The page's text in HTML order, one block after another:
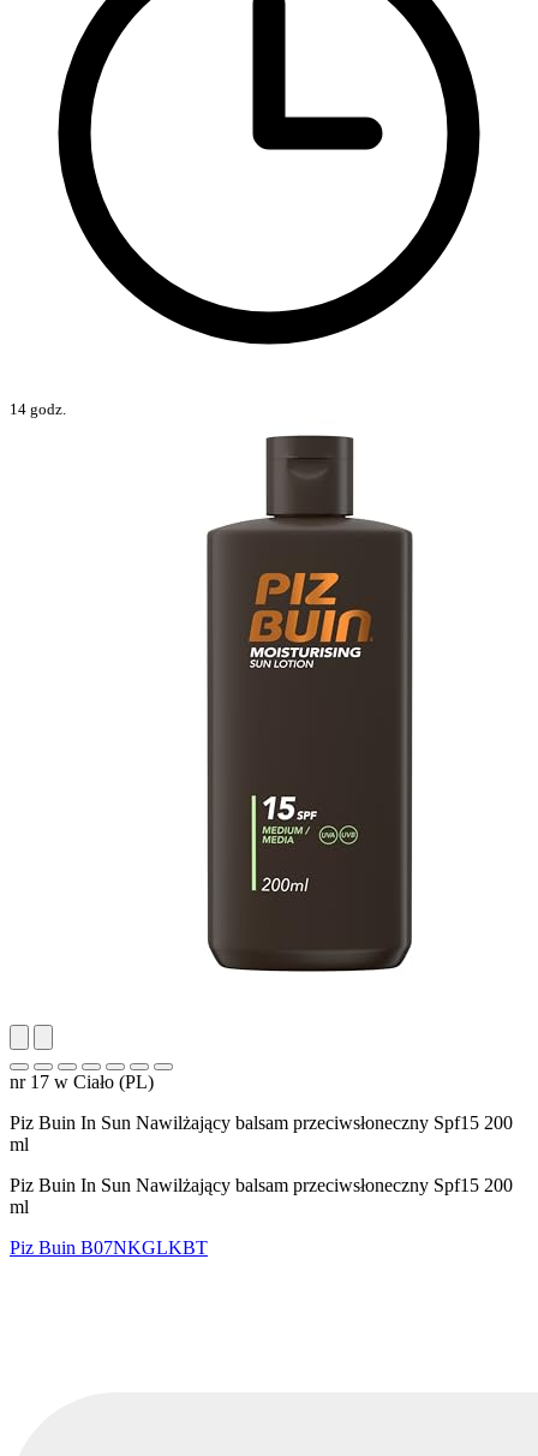
14 godz.
nr 17 w Ciało (PL)
Piz Buin In Sun Nawilżający balsam przeciwsłoneczny Spf15 200
ml
Piz Buin In Sun Nawilżający balsam przeciwsłoneczny Spf15 200
ml
Piz Buin B07NKGLKBT